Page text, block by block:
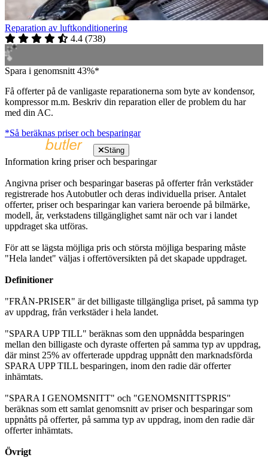
Reparation av luftkonditionering
4.4 (738)
Spara i genomsnitt 43%*
Få offerter på de vanligaste reparationerna som byte av kondensor,
kompressor m.m. Beskriv din reparation eller de problem du har
med din AC.
*Så beräknas priser och besparingar
Stäng
Information kring priser och besparingar
Angivna priser och besparingar baseras på offerter från verkstäder
registrerade hos Autobutler och deras individuella priser. Antalet
offerter, priser och besparingar kan variera beroende på bilmärke,
modell, år, verkstadens tillgänglighet samt när och var i landet
uppdraget ska utföras.
För att se lägsta möjliga pris och största möjliga besparing måste
"Hela landet" väljas i offertöversikten på det skapade uppdraget.
Definitioner
"FRÅN-PRISER" är det billigaste tillgängliga priset, på samma typ
av uppdrag, från verkstäder i hela landet.
"SPARA UPP TILL" beräknas som den uppnådda besparingen
mellan den billigaste och dyraste offerten på samma typ av uppdrag,
där minst 25% av offerterade uppdrag uppnått den marknadsförda
SPARA UPP TILL besparingen, inom den radie där offerter
inhämtats.
"SPARA I GENOMSNITT" och "GENOMSNITTSPRIS"
beräknas som ett samlat genomsnitt av priser och besparingar som
uppnåtts på offerter, på samma typ av uppdrag, inom den radie där
offerter inhämtats.
Övrigt